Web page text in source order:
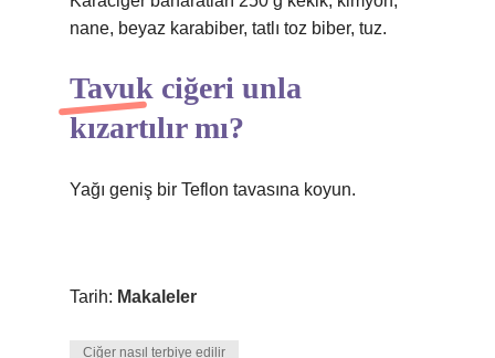
nane, beyaz karabiber, tatlı toz biber, tuz.
Tavuk ciğeri unla
kızartılır mı?
Yağı geniş bir Teflon tavasına koyun.
Tarih: Makaleler
Ciğer nasıl terbiye edilir